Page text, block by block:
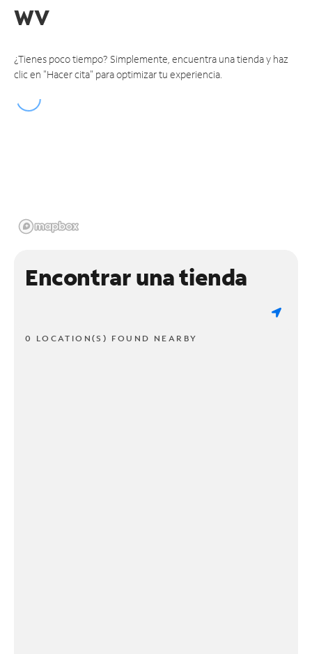
WV
¿Tienes poco tiempo? Simplemente, encuentra una tienda y haz
clic en "Hacer cita" para optimizar tu experiencia.
Encontrar una tienda
0 LOCATION(S) FOUND NEARBY